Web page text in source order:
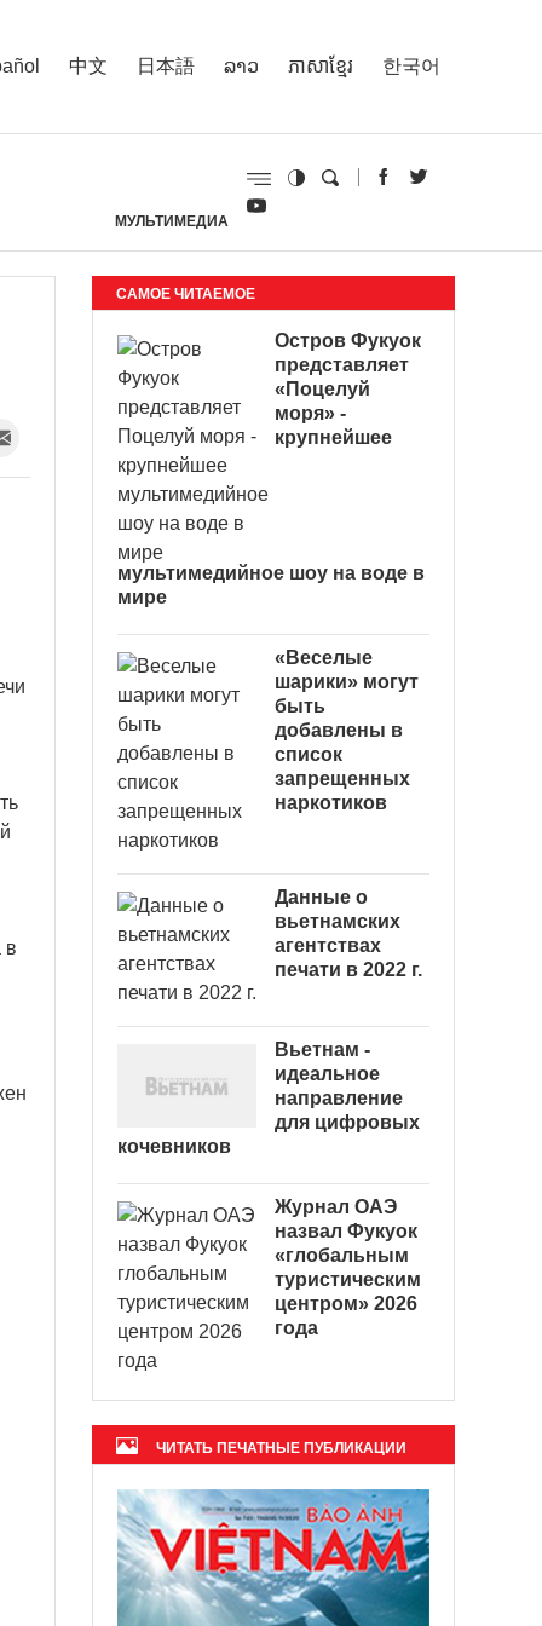
中文 日本語 ລາວ ភាសាខ្មែរ 한국어
МУЛЬТИМЕДИА
в
САМОЕ ЧИТАЕМОЕ
Остров Фукуок
представляет
«Поцелуй
моря» -
крупнейшее
мультимедийное шоу на воде в
мире
«Веселые
шарики» могут
быть
добавлены в
список
запрещенных
наркотиков
Данные о
вьетнамских
агентствах
печати в 2022 г.
Вьетнам -
идеальное
направление
для цифровых
кочевников
Журнал ОАЭ
назвал Фукуок
«глобальным
туристическим
центром» 2026
года
ЧИТАТЬ ПЕЧАТНЫЕ ПУБЛИКАЦИИ